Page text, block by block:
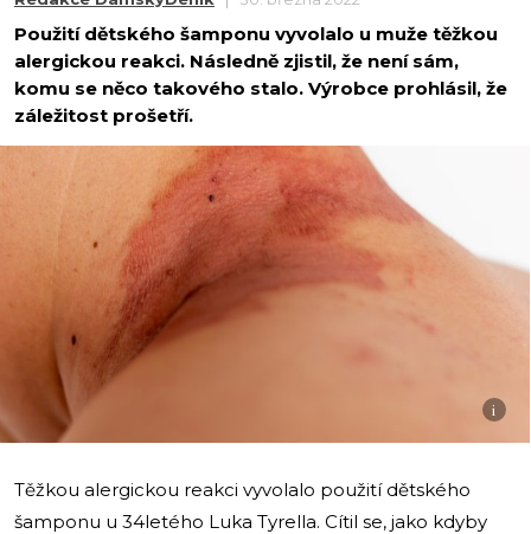
Použití dětského šamponu vyvolalo u muže těžkou
alergickou reakci. Následně zjistil, že není sám,
komu se něco takového stalo. Výrobce prohlásil, že
záležitost prošetří.
i
Těžkou alergickou reakci vyvolalo použití dětského
šamponu u 34letého Luka Tyrella. Cítil se, jako kdyby